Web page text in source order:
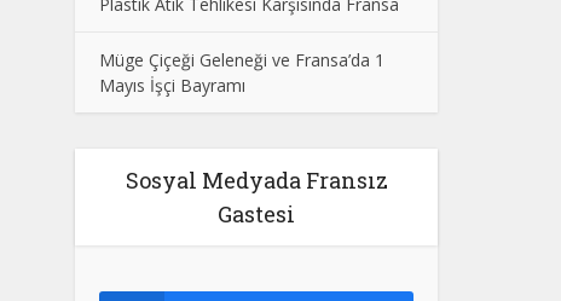
Müge Çiçeği Geleneği ve Fransa’da 1
Mayıs İşçi Bayramı
Sosyal Medyada Fransız
Gastesi